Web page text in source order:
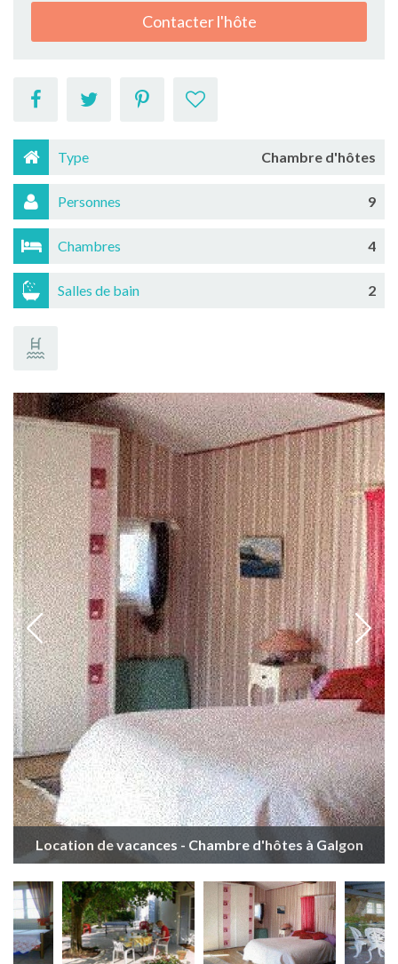
Contacter l'hôte
Type Chambre d'hôtes
Personnes 9
Chambres 4
Salles de bain 2
Location de vacances - Chambre d'hôtes à Galgon